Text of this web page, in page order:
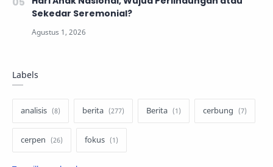
Sekedar Seremonial?
Labels
analisis berita Berita cerbung
cerpen fokus